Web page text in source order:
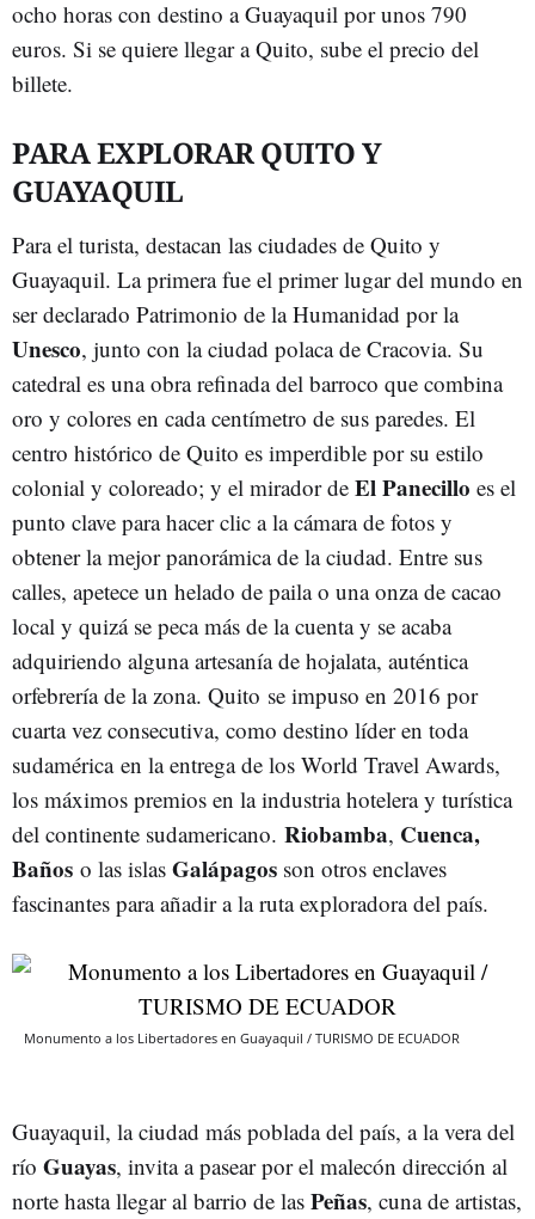
ocho horas con destino a Guayaquil por unos 790
euros. Si se quiere llegar a Quito, sube el precio del
billete.
PARA EXPLORAR QUITO Y
GUAYAQUIL
Para el turista, destacan las ciudades de Quito y
Guayaquil. La primera fue el primer lugar del mundo en
ser declarado Patrimonio de la Humanidad por la
Unesco, junto con la ciudad polaca de Cracovia. Su
catedral es una obra refinada del barroco que combina
oro y colores en cada centímetro de sus paredes. El
centro histórico de Quito es imperdible por su estilo
colonial y coloreado; y el mirador de El Panecillo es el
punto clave para hacer clic a la cámara de fotos y
obtener la mejor panorámica de la ciudad. Entre sus
calles, apetece un helado de paila o una onza de cacao
local y quizá se peca más de la cuenta y se acaba
adquiriendo alguna artesanía de hojalata, auténtica
orfebrería de la zona. Quito se impuso en 2016 por
cuarta vez consecutiva, como destino líder en toda
sudamérica en la entrega de los World Travel Awards,
los máximos premios en la industria hotelera y turística
del continente sudamericano. Riobamba, Cuenca,
Baños o las islas Galápagos son otros enclaves
fascinantes para añadir a la ruta exploradora del país.
Monumento a los Libertadores en Guayaquil / TURISMO DE ECUADOR
Guayaquil, la ciudad más poblada del país, a la vera del
río Guayas, invita a pasear por el malecón dirección al
norte hasta llegar al barrio de las Peñas, cuna de artistas,